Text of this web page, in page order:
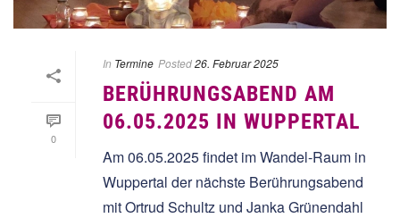
0
In Termine Posted26. Februar 2025
BERÜHRUNGSABEND AM
06.05.2025 IN WUPPERTAL
Am 06.05.2025 findet im Wandel-Raum in
Wuppertal der nächste Berührungsabend
mit Ortrud Schultz und Janka Grünendahl